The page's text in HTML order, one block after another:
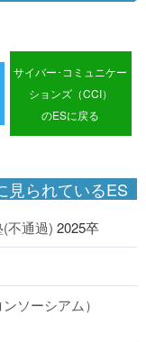
サイバー･コミュニケー
ションズ（CCI）
のESに戻る
見られているES
不通過) 2025卒
ソーシアム）